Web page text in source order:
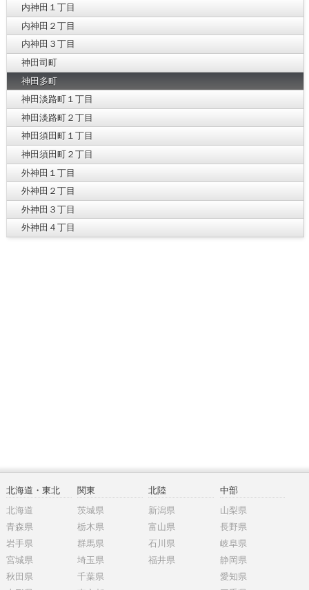
内神田１丁目
内神田２丁目
内神田３丁目
神田司町
神田多町
神田淡路町１丁目
神田淡路町２丁目
神田須田町１丁目
神田須田町２丁目
外神田１丁目
外神田２丁目
外神田３丁目
外神田４丁目
北海道・東北
北海道
青森県
岩手県
宮城県
秋田県
関東
茨城県
栃木県
群馬県
埼玉県
千葉県
北陸
新潟県
富山県
石川県
福井県
中部
山梨県
長野県
岐阜県
静岡県
愛知県